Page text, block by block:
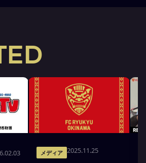
メディア 2025.11.25